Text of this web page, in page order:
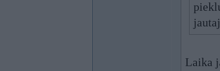
Laika